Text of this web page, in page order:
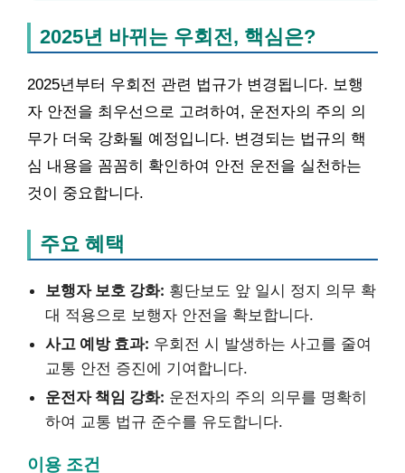
2025년 바뀌는 우회전, 핵심은?
2025년부터 우회전 관련 법규가 변경됩니다. 보행
자 안전을 최우선으로 고려하여, 운전자의 주의 의
무가 더욱 강화될 예정입니다. 변경되는 법규의 핵
심 내용을 꼼꼼히 확인하여 안전 운전을 실천하는
것이 중요합니다.
주요 혜택
보행자 보호 강화: 횡단보도 앞 일시 정지 의무 확
대 적용으로 보행자 안전을 확보합니다.
사고 예방 효과: 우회전 시 발생하는 사고를 줄여
교통 안전 증진에 기여합니다.
운전자 책임 강화: 운전자의 주의 의무를 명확히
하여 교통 법규 준수를 유도합니다.
이용 조건